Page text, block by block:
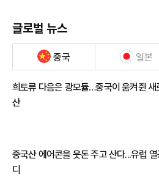
글로벌 뉴스
중국 일본
희토류 다음은 광모듈…중국이 움켜쥔 새
산
중국산 에어콘을 웃돈 주고 산다...유럽 열
디